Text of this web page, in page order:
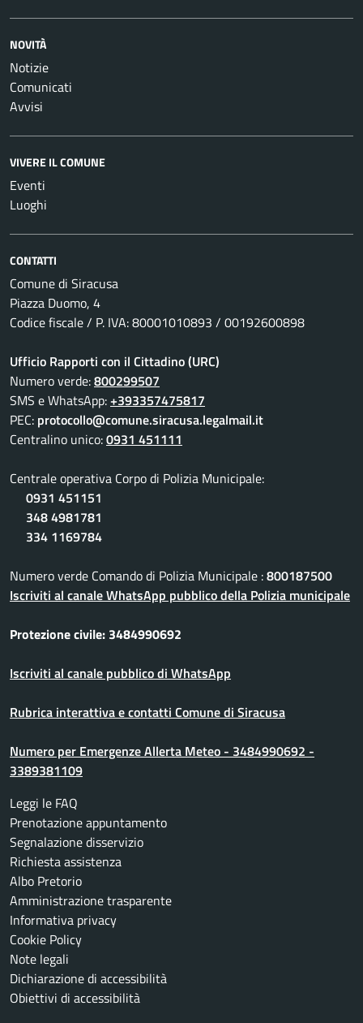
NOVITÀ
Notizie
Comunicati
Avvisi
VIVERE IL COMUNE
Eventi
Luoghi
CONTATTI
Comune di Siracusa
Piazza Duomo, 4
Codice fiscale / P. IVA: 80001010893 / 00192600898
Ufficio Rapporti con il Cittadino (URC)
Numero verde:800299507
SMS e WhatsApp:+393357475817
PEC: protocollo@comune.siracusa.legalmail.it
Centralino unico:0931 451111
Centrale operativa Corpo di Polizia Municipale:
0931 451151
348 4981781
334 1169784
Numero verde Comando di Polizia Municipale :800187500
Iscriviti al canale WhatsApp pubblico della Polizia municipale
Protezione civile: 3484990692
Iscriviti al canale pubblico di WhatsApp
Rubrica interattiva e contatti Comune di Siracusa
Numero per Emergenze Allerta Meteo - 3484990692 -
3389381109
Leggi le FAQ
Prenotazione appuntamento
Segnalazione disservizio
Richiesta assistenza
Albo Pretorio
Amministrazione trasparente
Informativa privacy
Cookie Policy
Note legali
Dichiarazione di accessibilità
Obiettivi di accessibilità